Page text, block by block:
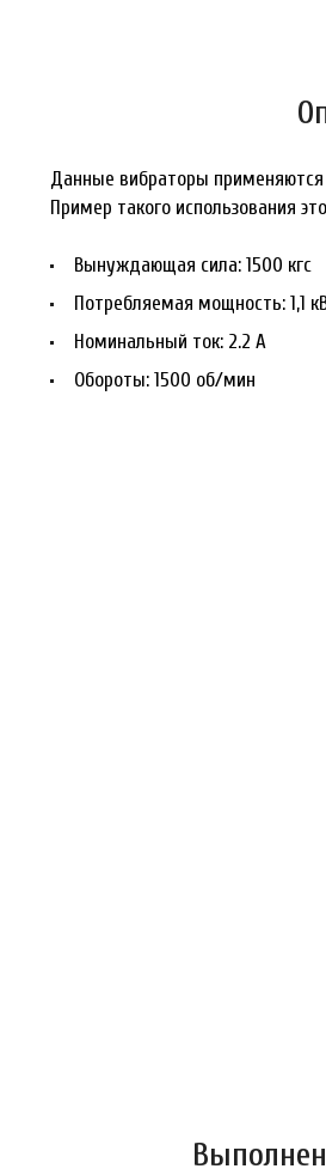
Данные вибраторы применяются
Пример такого использования
Вынуждающая сила: 1500 кгс
Потребляемая мощность: 1,1
Номинальный ток: 2.2 А
Обороты: 1500 об/мин